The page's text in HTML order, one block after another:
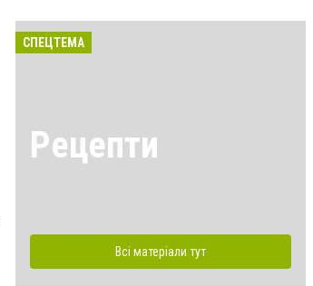
СПЕЦТЕМА
Рецепти
Всі матеріали тут